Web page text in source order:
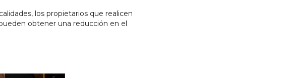
los propietarios que realicen
obtener una reducción en el